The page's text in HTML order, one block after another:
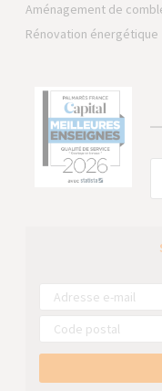
Aménagement de
Rénovation énergétique